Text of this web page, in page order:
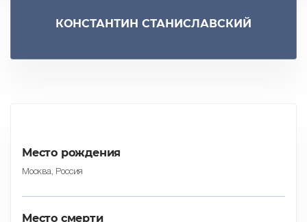
КОНСТАНТИН СТАНИСЛАВСКИЙ
Место рождения
Москва, Россия
Место смерти